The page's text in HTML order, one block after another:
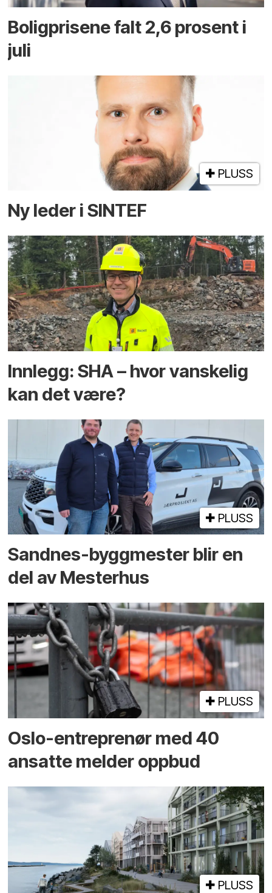
Boligprisene falt 2,6 prosent i
juli
PLUSS
Ny leder i SINTEF
Innlegg: SHA – hvor vanskelig
kan det være?
PLUSS
Sandnes-byggmester blir en
del av Mesterhus
PLUSS
Oslo-entreprenør med 40
ansatte melder oppbud
PLUSS